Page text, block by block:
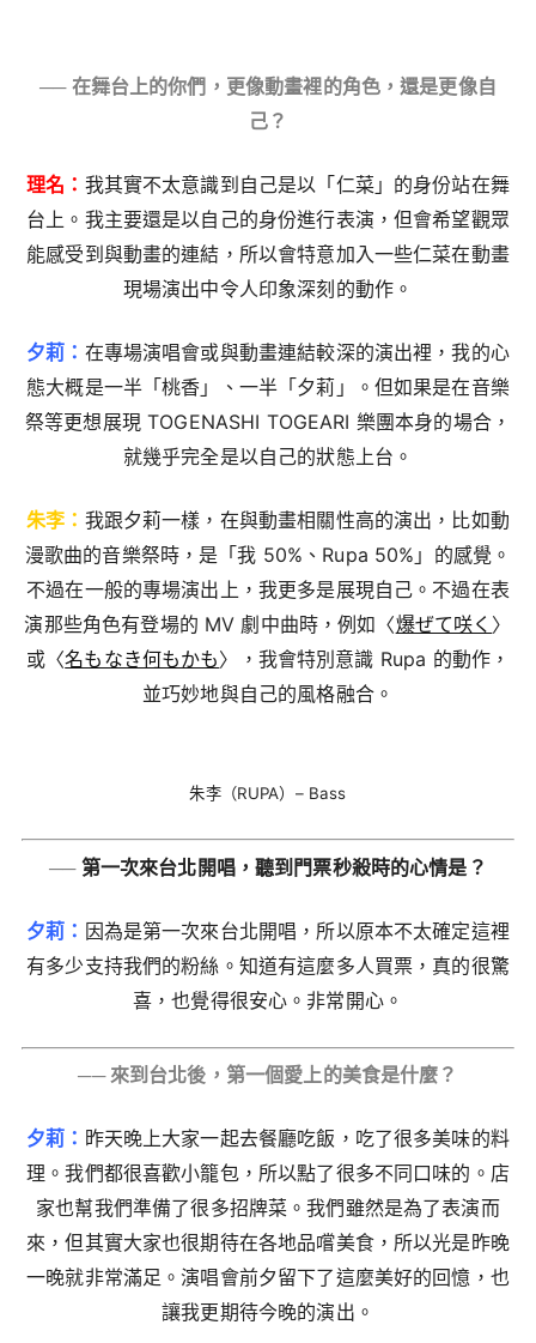
── 在舞台上的你們，更像動畫裡的角色，還是更像自
己？
理名： 我其實不太意識到自己是以「仁菜」的身份站在舞
台上。我主要還是以自己的身份進行表演，但會希望觀眾
能感受到與動畫的連結，所以會特意加入一些仁菜在動畫
現場演出中令人印象深刻的動作。
夕莉： 在專場演唱會或與動畫連結較深的演出裡，我的心
態大概是一半「桃香」、一半「夕莉」。但如果是在音樂
祭等更想展現 TOGENASHI TOGEARI 樂團本身的場合，
就幾乎完全是以自己的狀態上台。
朱李： 我跟夕莉一樣，在與動畫相關性高的演出，比如動
漫歌曲的音樂祭時，是「我 50%、Rupa 50%」的感覺。
不過在一般的專場演出上，我更多是展現自己。不過在表
演那些角色有登場的 MV 劇中曲時，例如〈爆ぜて咲く 〉
或〈名もなき何もかも〉，我會特別意識 Rupa 的動作，
並巧妙地與自己的風格融合。
朱李（RUPA）– Bass
── 第一次來台北開唱，聽到門票秒殺時的心情是？
夕莉： 因為是第一次來台北開唱，所以原本不太確定這裡
有多少支持我們的粉絲。知道有這麼多人買票，真的很驚
喜，也覺得很安心。非常開心。
── 來到台北後，第一個愛上的美食是什麼？
夕莉： 昨天晚上大家一起去餐廳吃飯，吃了很多美味的料
理。我們都很喜歡小籠包，所以點了很多不同口味的。店
家也幫我們準備了很多招牌菜。我們雖然是為了表演而
來，但其實大家也很期待在各地品嚐美食，所以光是昨晚
一晚就非常滿足。演唱會前夕留下了這麼美好的回憶，也
讓我更期待今晚的演出。